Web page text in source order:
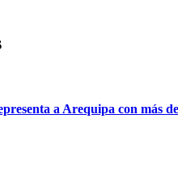
a Arequipa con más